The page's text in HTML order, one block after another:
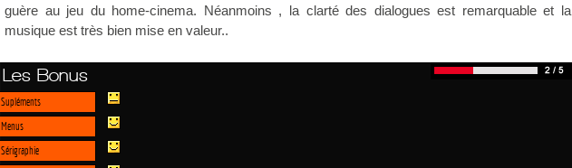
guère au jeu du home-cinema. Néanmoins , la clarté des dialogues est remarquable et la
musique est très bien mise en valeur..
Les Bonus
Supléments
Menus
Sérigraphie